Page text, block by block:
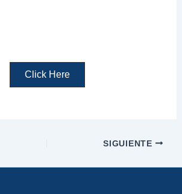
Click Here
SIGUIENTE